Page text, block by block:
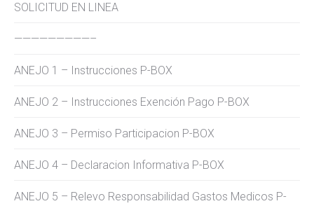
SOLICITUD EN LINEA
—————————–
ANEJO 1 – Instrucciones P-BOX
ANEJO 2 – Instrucciones Exención Pago P-BOX
ANEJO 3 – Permiso Participacion P-BOX
ANEJO 4 – Declaracion Informativa P-BOX
ANEJO 5 – Relevo Responsabilidad Gastos Medicos P-